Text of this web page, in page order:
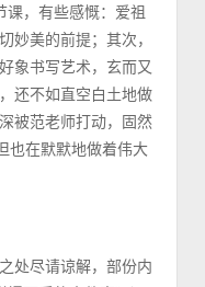
课，有些感慨：爱祖
妙美的前提；其次，
象书写艺术，玄而又
还不如直空白土地做
被范老师打动，固然
也在默默地做着伟大
处尽请谅解，部份内